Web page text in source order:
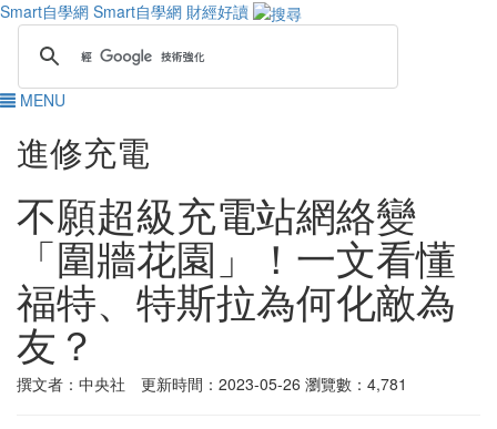
Smart自學網 Smart自學網 財經好讀
MENU
進修充電
不願超級充電站網絡變
「圍牆花園」！一文看懂
福特、特斯拉為何化敵為
友？
撰文者：中央社 更新時間：2023-05-26 瀏覽數：4,781